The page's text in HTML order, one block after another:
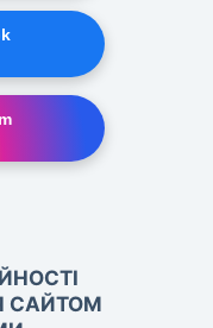
САЙТОМ